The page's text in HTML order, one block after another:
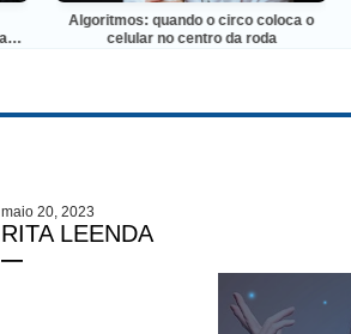
Algoritmos: quando o circo coloca o
celular no centro da roda
maio 20, 2023
RITA LEENDA